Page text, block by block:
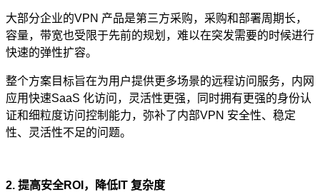
大部分企业的VPN 产品是第三方采购，采购和部署周期长，
容量，带宽也受限于先前的规划，难以在突发需要的时候进行
快速的弹性扩容。
整个方案目标旨在为用户提供更多场景的远程访问服务，内网
应用快速SaaS 化访问，灵活性更强，同时拥有更强的身份认
证和细粒度访问控制能力，弥补了内部VPN 安全性、稳定
性、灵活性不足的问题。
2. 提高安全ROI，降低IT 复杂度